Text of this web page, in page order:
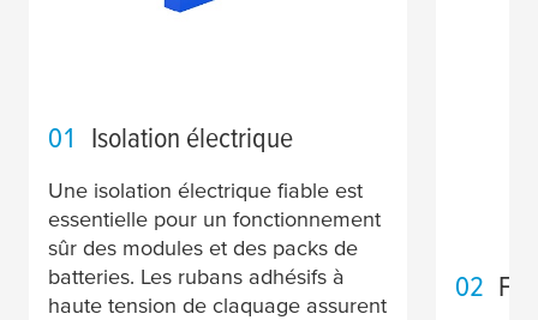
01 Isolation électrique
Une isolation électrique fiable est
essentielle pour un fonctionnement
sûr des modules et des packs de
batteries. Les rubans adhésifs à
haute tension de claquage assurent
02